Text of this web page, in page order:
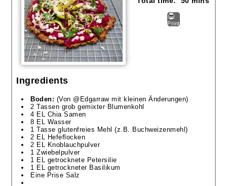
Print
Ingredients
Boden: (Von @Edgarraw mit kleinen Änderungen)
2 Tassen grob gemixter Blumenkohl
4 EL Chia Samen
8 EL Wasser
1 Tasse glutenfreies Mehl (z.B. Buchweizenmehl)
2 EL Hefeflocken
2 EL Knoblauchpulver
1 Zwiebelpulver
1 EL getrocknete Petersilie
1 EL getrockneter Basilikum
Eine Prise Salz